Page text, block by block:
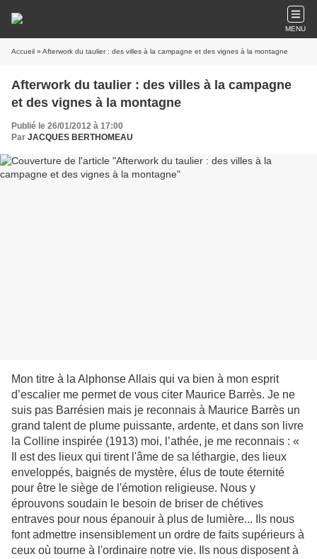
MENU
Accueil » Afterwork du taulier : des villes à la campagne et des vignes à la montagne
Afterwork du taulier : des villes à la campagne
et des vignes à la montagne
Publié le 26/01/2012 à 17:00
Par JACQUES BERTHOMEAU
Mon titre à la Alphonse Allais qui va bien à mon esprit
d’escalier me permet de vous citer Maurice Barrès. Je ne
suis pas Barrésien mais je reconnais à Maurice Barrès un
grand talent de plume puissante, ardente, et dans son livre
la Colline inspirée (1913) moi, l’athée, je me reconnais : «
Il est des lieux qui tirent l'âme de sa léthargie, des lieux
enveloppés, baignés de mystère, élus de toute éternité
pour être le siège de l'émotion religieuse. Nous y
éprouvons soudain le besoin de briser de chétives
entraves pour nous épanouir à plus de lumière... Ils nous
font admettre insensiblement un ordre de faits supérieurs à
ceux où tourne à l'ordinaire notre vie. Ils nous disposent à